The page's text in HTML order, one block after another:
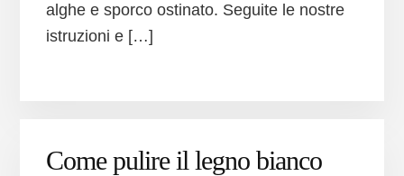
alghe e sporco ostinato. Seguite le nostre
istruzioni e […]
Come pulire il legno bianco